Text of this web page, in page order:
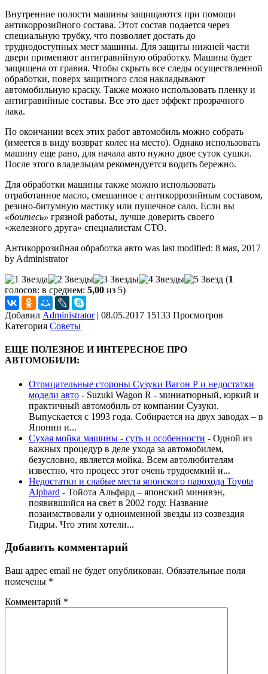
Внутренние полости машины защищаются при помощи
антикоррозийного состава. Этот состав подается через
специальную трубку, что позволяет достать до
труднодоступных мест машины. Для защиты нижней части
двери применяют антигравийную обработку. Машина будет
защищена от гравия. Чтобы скрыть все следы осуществленной
обработки, поверх защитного слоя накладывают
автомобильную краску. Также можно использовать пленку и
антигравийные составы. Все это дает эффект прозрачного
лака.
По окончании всех этих работ автомобиль можно собрать
(имеется в виду возврат колес на место). Однако использовать
машину еще рано, для начала авто нужно двое суток сушки.
После этого владельцам рекомендуется водить бережно.
Для обработки машины также можно использовать
отработанное масло, смешанное с антикоррозийным составом,
резино-битумную мастику или пушечное сало. Если вы
«боитесь» грязной работы, лучше доверить своего
«железного друга» специалистам СТО.
Антикоррозийная обработка авто was last modified: 8 мая, 2017
by Administrator
(1
голосов: в среднем: 5,00 из 5)
Добавил Administrator | 08.05.2017 15133 Просмотров
Категория Советы
ЕЩЕ ПОЛЕЗНОЕ И ИНТЕРЕСНОЕ ПРО
АВТОМОБИЛИ:
Отрицательные стороны Сузуки Вагон Р и недостатки
модели авто - Suzuki Wagon R - миниатюрный, юркий и
практичный автомобиль от компании Сузуки.
Выпускается с 1993 года. Собирается на двух заводах – в
Японии и...
Сухая мойка машины - суть и особенности - Одной из
важных процедур в деле ухода за автомобилем,
безусловно, является мойка. Всем автолюбителям
известно, что процесс этот очень трудоемкий и...
Недостатки и слабые места японского парохода Toyota
Alphard - Тойота Альфард – японский минивэн,
появившийся на свет в 2002 году. Название
позаимствовали у одноименной звезды из созвездия
Гидры. Что этим хотели...
Добавить комментарий
Ваш адрес email не будет опубликован. Обязательные поля
помечены *
Комментарий *